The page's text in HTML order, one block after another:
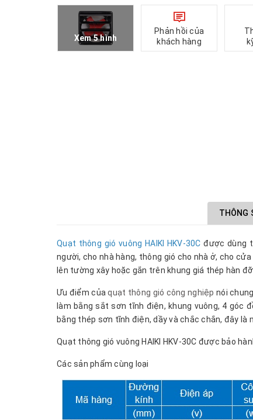
Xem 5 hình
Phản hồi của
khách hàng
THÔNG
Quạt thông gió vuông HAIKI HKV-30C được dùng
người, cho nhà hàng, thông gió cho nhà ở, cho
lên tường xây hoặc gắn trên khung giá thép hàn
Ưu điểm củaquạt thông gió công nghiệp nói
làm bằng sắt sơn tĩnh điện, khung vuông, 4 góc
bằng thép sơn tĩnh điện, dầy và chắc chắn, đây
Quạt thông gió vuông HAIKI HKV-30C được bảo
Các sản phẩm cùng loại